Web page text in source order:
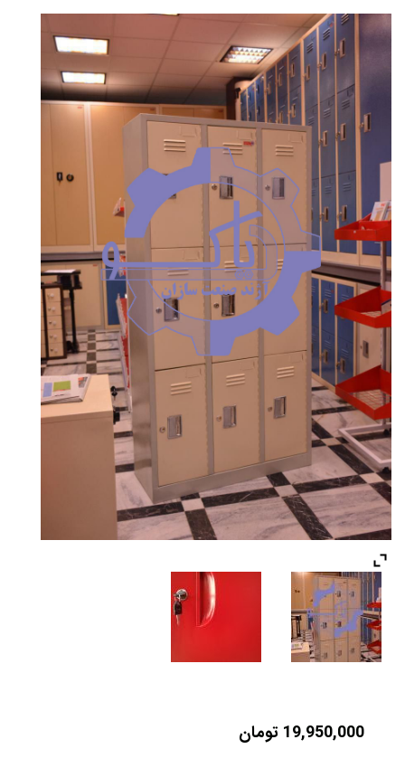
19,950,000 تومان